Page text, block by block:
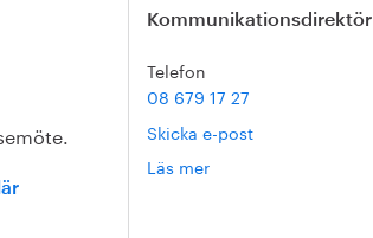
Kommunikationsdirektör
Telefon
08 679 17 27
Skicka e-post
Läs mer